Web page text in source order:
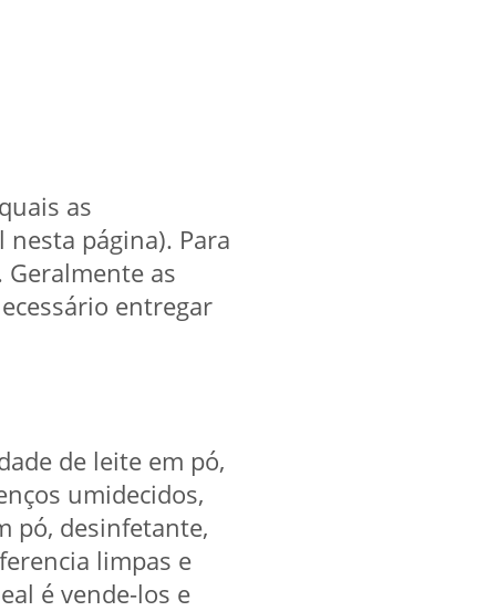
as
página). Para
as
entregar
de leite em pó,
umidecidos,
pó, desinfetante,
limpas e
é vende-los e